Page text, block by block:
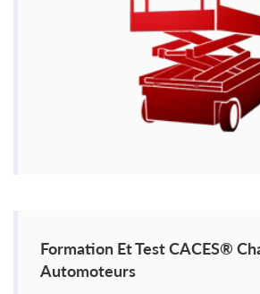
Formation Et Test CACES®
Automoteurs